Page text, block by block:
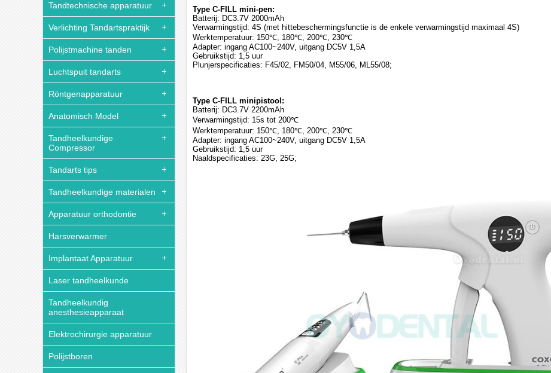
Tandtechnische apparatuur
Verlichting Tandartspraktijk
Polijstmachine tanden
Luchtspuit tandarts
Röntgenapparatuur
Anatomisch Model
Tandheelkundige
Compressor
Tandarts tips
Tandheelkundige materialen
Apparatuur orthodontie
Harsverwarmer
Implantaat Apparatuur
Laser tandheelkunde
Tandheelkundig
anesthesieapparaat
Elektrochirurgie apparatuur
Polijstboren
Type C-FILL mini-pen:
Batterij: DC3.7V 2000mAh
Verwarmingstijd: 4S (met hittebeschermingsfunctie is de enkele verwarmingstijd maximaal 4S)
Werktemperatuur: 150℃, 180℃, 200℃, 230℃
Adapter: ingang AC100~240V, uitgang DC5V 1,5A
Gebruikstijd: 1,5 uur
Plunjerspecificaties: F45/02, FM50/04, M55/06, ML55/08;
Type C-FILL minipistool:
Batterij: DC3.7V 2200mAh
Verwarmingstijd: 15s tot 200℃
Werktemperatuur: 150℃, 180℃, 200℃, 230℃
Adapter: ingang AC100~240V, uitgang DC5V 1,5A
Gebruikstijd: 1,5 uur
Naaldspecificaties: 23G, 25G;